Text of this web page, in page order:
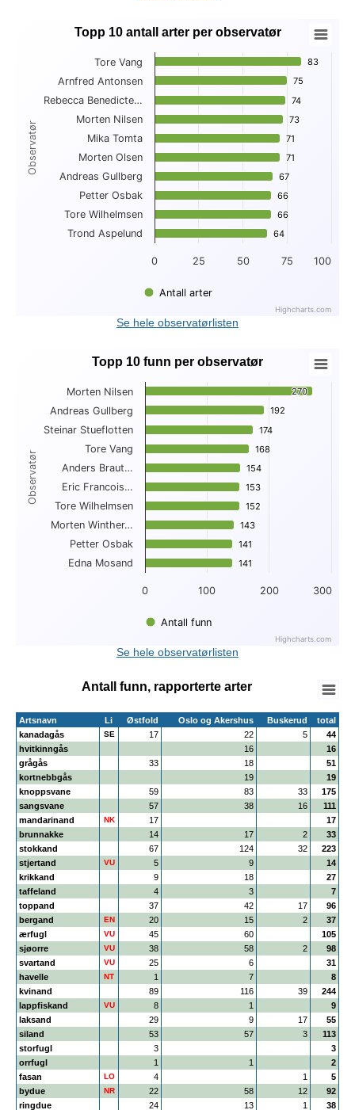
Topp 10 antall arter per observatør
Bar chart with 10 bars.
View as data table, Topp 10 antall arter per observatør
The chart has 1 X axis displaying Observatør.
The chart has 1 Y axis displaying . Data ranges from 64 to
Observatør
Topp 10 antall arter per observatør
83
83
75
75
74
74
73
73
71
71
71
71
67
67
66
66
66
66
64
64
Antall arter
0 100
25 50 75
Tore Vang
Arnfred Antonsen
Rebecca Benedicte…
Morten Nilsen
Mika Tomta
Morten Olsen
Andreas Gullberg
Petter Osbak
Tore Wilhelmsen
Trond Aspelund
Highcharts.com
End of interactive chart.Se hele observatørlisten
Topp 10 funn per observatør
Bar chart with 10 bars.
View as data table, Topp 10 funn per observatør
The chart has 1 X axis displaying Observatør.
The chart has 1 Y axis displaying . Data ranges from 141 to
Observatør
Topp 10 funn per observatør
270
270
192
192
174
174
168
168
154
154
153
153
152
152
143
143
141
141
141
141
Antall funn
0 100 200 300
Morten Nilsen
Andreas Gullberg
Steinar Stueflotten
Tore Vang
Anders Braut…
Eric Francois…
Tore Wilhelmsen
Morten Winther…
Petter Osbak
Edna Mosand
Highcharts.com
End of interactive chart.Se hele observatørlisten
Antall funn, rapporterte arter
Artsnavn Li Østfold Oslo og Akershus Buskerud
total
kanadagås
SE 17 22 5
44
hvitkinngås
16
16
grågås
33 18
51
kortnebbgås
19
19
knoppsvane
59 83 33
175
sangsvane
57 38 16
111
mandarinand
NK 17
17
brunnakke
14 17 2
33
stokkand
67 124 32
223
stjertand
VU 5 9
14
krikkand
9 18
27
taffeland
4 3
7
toppand
37 42 17
96
bergand
EN 20 15 2
37
ærfugl
VU 45 60
105
sjøorre
VU 38 58 2
98
svartand
VU 25 6
31
havelle
NT 1 7
8
kvinand
89 116 39
244
lappfiskand
VU 8 1
9
laksand
29 9 17
55
siland
53 57 3
113
storfugl
3
3
orrfugl
1 1
2
fasan
LO 4 1
5
bydue
NR 22 58 12
92
ringdue
24 13 1 38